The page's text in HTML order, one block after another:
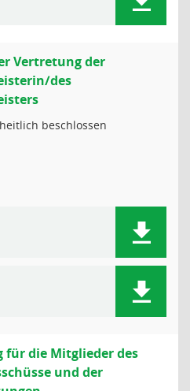
Vertretung der
des
beschlossen
für die Mitglieder des
und der